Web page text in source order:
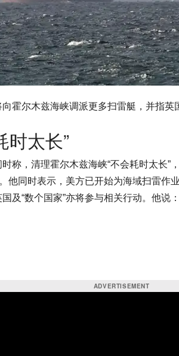
霍尔木兹海峡调派更多扫雷艇，并指英
时太长”
称，清理霍尔木兹海峡“不会耗时太长”
他同时表示，美方已开始为海域扫雷作
及“数个国家”亦将参与相关行动。他说